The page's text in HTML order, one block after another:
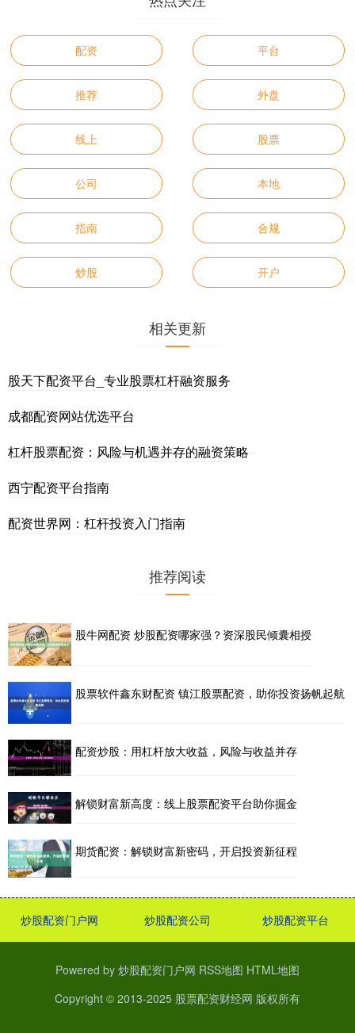
配资 平台
推荐 外盘
线上 股票
公司 本地
指南 合规
炒股 开户
相关更新
股天下配资平台_专业股票杠杆融资服务
成都配资网站优选平台
杠杆股票配资：风险与机遇并存的融资策略
西宁配资平台指南
配资世界网：杠杆投资入门指南
推荐阅读
股牛网配资 炒股配资哪家强？资深股民倾囊相授
股票软件鑫东财配资 镇江股票配资，助你投资扬帆起航
配资炒股：用杠杆放大收益，风险与收益并存
解锁财富新高度：线上股票配资平台助你掘金
期货配资：解锁财富新密码，开启投资新征程
炒股配资门户网 炒股配资公司 炒股配资平台
Powered by 炒股配资门户网 RSS地图 HTML地图
Copyright © 2013-2025 股票配资财经网 版权所有